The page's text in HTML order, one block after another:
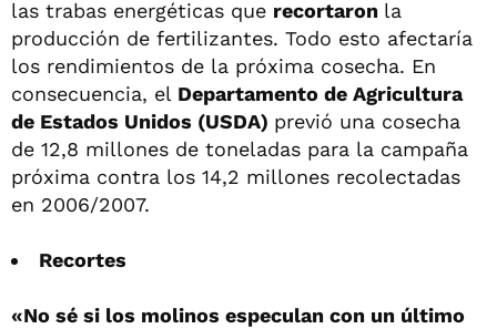
las trabas energéticas que recortaron la
producción de fertilizantes. Todo esto afectaría
los rendimientos de la próxima cosecha. En
consecuencia, el Departamento de Agricultura
de Estados Unidos (USDA) previó una cosecha
de 12,8 millones de toneladas para la campaña
próxima contra los 14,2 millones recolectadas
en 2006/2007.
Recortes
«No sé si los molinos especulan con un último